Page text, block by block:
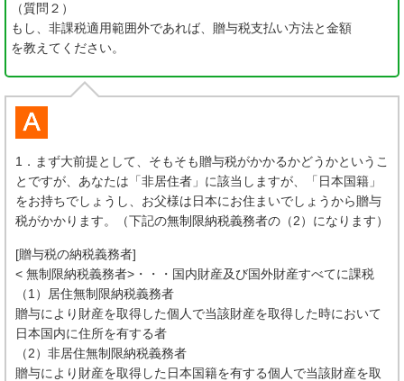
（質問２）
もし、非課税適用範囲外であれば、贈与税支払い方法と金額
を教えてください。
1．まず大前提として、そもそも贈与税がかかるかどうかというこ
とですが、あなたは「非居住者」に該当しますが、「日本国籍」
をお持ちでしょうし、お父様は日本にお住まいでしょうから贈与
税がかかります。（下記の無制限納税義務者の（2）になります）
[贈与税の納税義務者]
< 無制限納税義務者>・・・国内財産及び国外財産すべてに課税
（1）居住無制限納税義務者
贈与により財産を取得した個人で当該財産を取得した時において
日本国内に住所を有する者
（2）非居住無制限納税義務者
贈与により財産を取得した日本国籍を有する個人で当該財産を取